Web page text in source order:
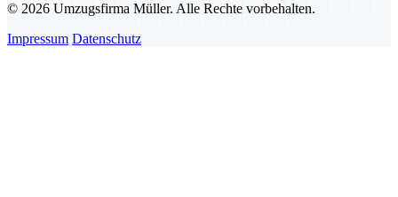
© 2026 Umzugsfirma Müller. Alle Rechte vorbehalten.
Impressum Datenschutz